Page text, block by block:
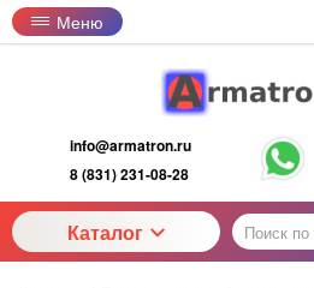
Меню
info@armatron.ru
8 (831) 231-08-28
Каталог